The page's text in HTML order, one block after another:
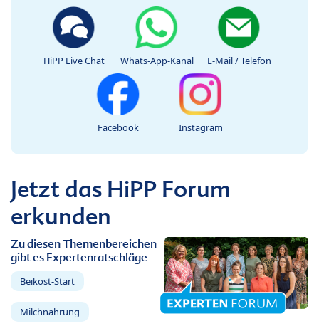
HiPP Live Chat Whats-App-Kanal E-Mail / Telefon
Facebook Instagram
Jetzt das HiPP Forum
erkunden
Zu diesen Themenbereichen
gibt es Expertenratschläge
Beikost-Start
Milchnahrung